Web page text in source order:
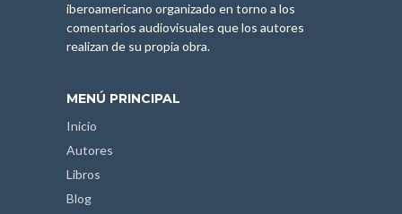
iberoamericano organizado en torno a los
comentarios audiovisuales que los autores
realizan de su propia obra.
MENÚ PRINCIPAL
Inicio
Autores
Libros
Blog